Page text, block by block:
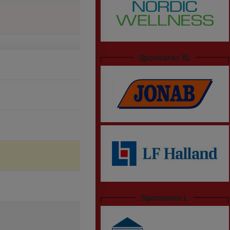
Sponsorer XL
Sponsorer L